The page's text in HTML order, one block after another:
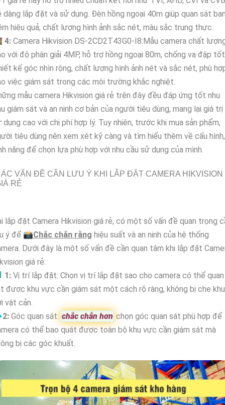
dàng lắp đặt và sử dụng. Đèn hồng ngoại 40m giúp quan sát
hiệu quả, chất lượng hình ảnh sắc nét, màu sắc trung thực.
4: Camera Hikvision DS-2CD2T43G0-I8:Mẫu camera chất
với độ phân giải 4MP, hỗ trợ hồng ngoại 80m, chống va đập
kế góc nhìn rộng, chất lượng hình ảnh nét và sắc nét, phù
việc giám sát trong các môi trường khắc nghiệt.
mẫu camera Hikvision giá rẻ trên đây đều đáp ứng tốt nhu
giám sát và an ninh cơ bản của người tiêu dùng, mang lại giá trị
dụng cao với chi phí hợp lý. Tuy nhiên, trước khi mua sản phẩm,
tiêu dùng nên xem xét kỹ càng và tìm hiểu thêm về cấu hình,
năng để chọn lựa phù hợp với nhu cầu sử dụng của mình.
VẤN ĐỀ CẦN LƯU Ý KHI LẮP ĐẶT CAMERA HIKVISION
RẺ
lắp đặt Camera Hikvision giá rẻ, có một số vấn đề quan trọng
ý để 📸Chắc chắn rằng hiệu suất và an ninh của hệ thống
Dưới đây là một số vấn đề cần quan tâm khi lắp đặt
giá rẻ:
1: Vị trí lắp đặt: Chọn vị trí lắp đặt sao cho camera có thể quan
được khu vực cần giám sát một cách rõ ràng, không bị che
vật cản.
2: Góc quan sát: chắc chắn hơn chọn góc quan sát phù hợp để
có thể bao quát được toàn bộ khu vực cần giám sát mà
bị các góc khuất.